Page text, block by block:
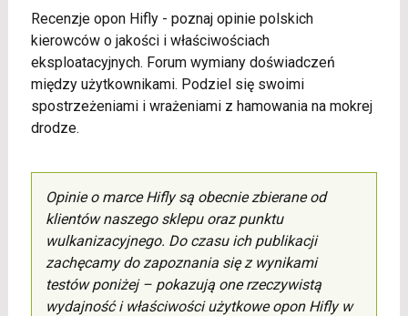
Recenzje opon Hifly - poznaj opinie polskich
kierowców o jakości i właściwościach
eksploatacyjnych. Forum wymiany doświadczeń
między użytkownikami. Podziel się swoimi
spostrzeżeniami i wrażeniami z hamowania na mokrej
drodze.
Opinie o marce Hifly są obecnie zbierane od
klientów naszego sklepu oraz punktu
wulkanizacyjnego. Do czasu ich publikacji
zachęcamy do zapoznania się z wynikami
testów poniżej – pokazują one rzeczywistą
wydajność i właściwości użytkowe opon Hifly w